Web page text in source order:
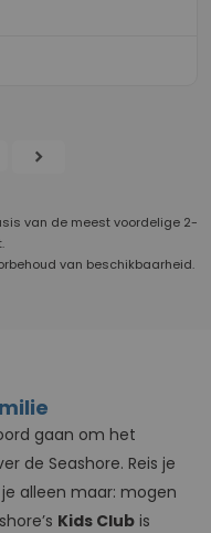
chevron_right
van de meest voordelige 2-
van beschikbaarheid.
gaan om het
de Seashore. Reis je
alleen maar: mogen
Kids Club is